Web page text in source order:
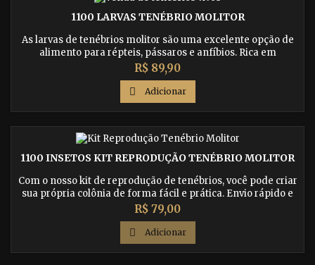
1100 LARVAS TENÉBRIO MOLITOR
As larvas de tenébrios molitor são uma excelente opção de
alimento para répteis, pássaros e anfíbios. Rica em
proteínas, vitaminas e minerais, a alimentação com larvas
de tenébrios é fundamental para o desenvolvimento
saudável dos seus bichinhos. Compre agora e garanta uma
dieta equilibrada para seus animais de estimação!
Preço
R$ 89,90
 Adicionar
1100 INSETOS KIT REPRODUÇÃO TENÉBRIO MOLITOR
Com o nosso kit de reprodução de tenébrios, você pode criar
sua própria colônia de forma fácil e prática. Envio rápido e
seguro para todo o país.
Preço
R$ 79,00
 Adicionar